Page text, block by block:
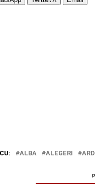
ALBA ALEGERI ARD